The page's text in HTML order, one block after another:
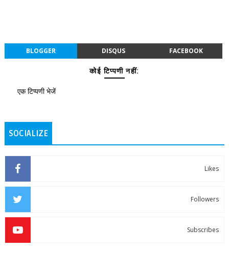
BLOGGER DISQUS FACEBOOK
कोई टिप्पणी नहीं:
एक टिप्पणी भेजें
SOCIALIZE
Likes
Followers
Subscribes